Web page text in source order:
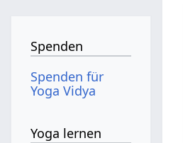
Spenden
Spenden für
Yoga Vidya
Yoga lernen